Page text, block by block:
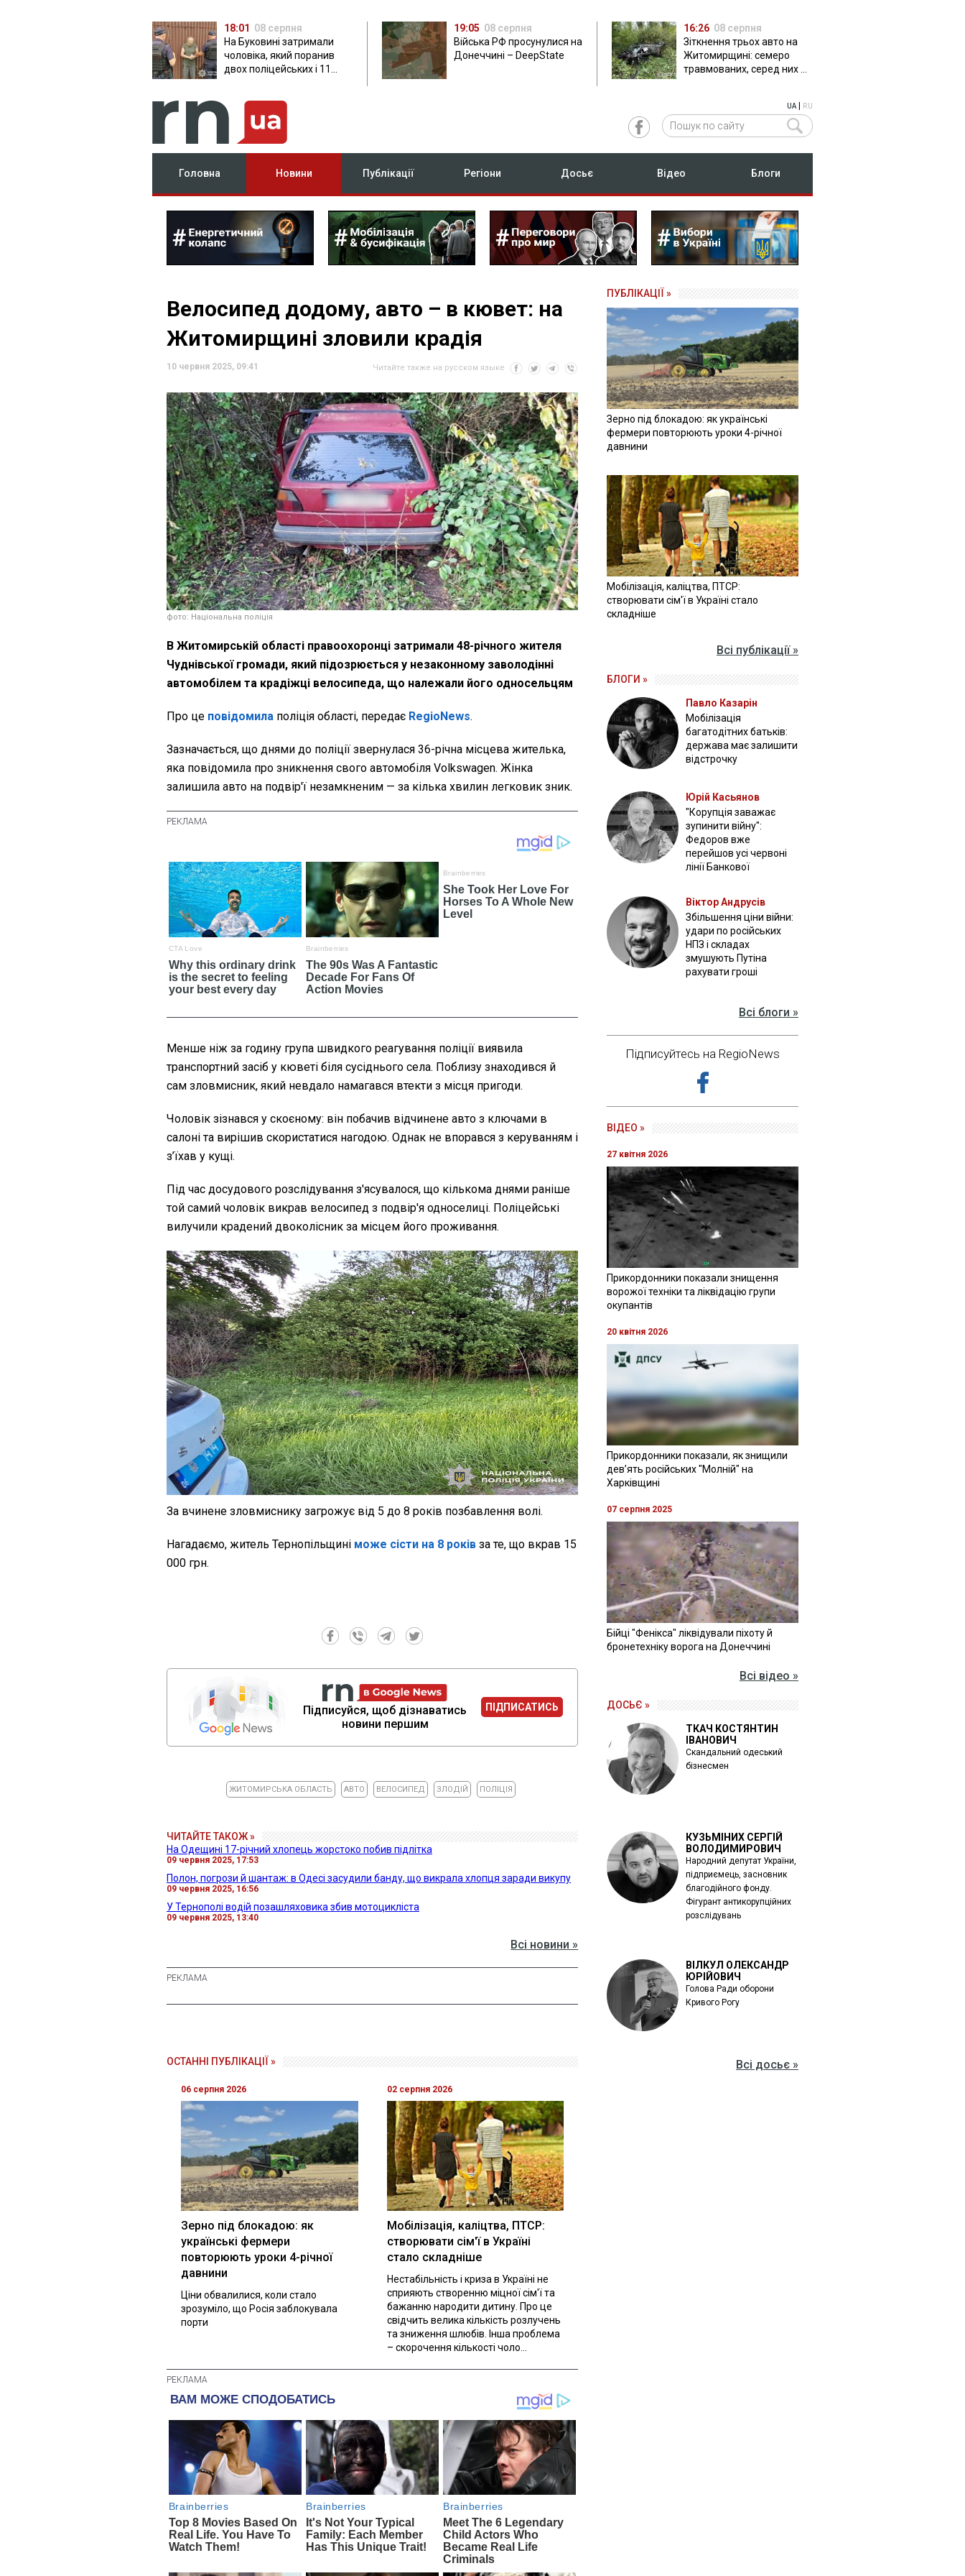
18:01 08 серпня
На Буковині затримали
чоловіка, який поранив
двох поліцейських і 11
19:05 08 серпня
Війська РФ просунулися на
Донеччині – DeepState
16:26 08 серпня
Зіткнення трьох авто на
Житомирщині: семеро
травмованих, серед них –
UA| RU
Головна Новини Публікації Регіони Досьє Відео Блоги
Велосипед додому, авто – в кювет: на
Житомирщині зловили крадія
10 червня 2025, 09:41 Читайте также на русском языке
фото: Національна поліція
В Житомирській області правоохоронці затримали 48-річного жителя
Чуднівської громади, який підозрюється у незаконному заволодінні
автомобілем та крадіжці велосипеда, що належали його односельцям
Про це повідомила поліція області, передає RegioNews.
Зазначається, що днями до поліції звернулася 36-річна місцева жителька,
яка повідомила про зникнення свого автомобіля Volkswagen. Жінка
залишила авто на подвір'ї незамкненим — за кілька хвилин легковик зник.
Менше ніж за годину група швидкого реагування поліції виявила
транспортний засіб у кюветі біля сусіднього села. Поблизу знаходився й
сам зловмисник, який невдало намагався втекти з місця пригоди.
Чоловік зізнався у скоєному: він побачив відчинене авто з ключами в
салоні та вирішив скористатися нагодою. Однак не впорався з керуванням і
з’їхав у кущі.
Під час досудового розслідування з'ясувалося, що кількома днями раніше
той самий чоловік викрав велосипед з подвір'я односелиці. Поліцейські
вилучили крадений двоколісник за місцем його проживання.
За вчинене зловмиснику загрожує від 5 до 8 років позбавлення волі.
Нагадаємо, житель Тернопільщині може сісти на 8 років за те, що вкрав 15
000 грн.
Підписуйся, щоб дізнаватись
новини першим
ПІДПИСАТИСЬ
ЖИТОМИРСЬКА ОБЛАСТЬ АВТО ВЕЛОСИПЕД ЗЛОДІЙ ПОЛІЦІЯ
ЧИТАЙТЕ ТАКОЖ »
На Одещині 17-річний хлопець жорстоко побив підлітка
09 червня 2025, 17:53
Полон, погрози й шантаж: в Одесі засудили банду, що викрала хлопця заради викупу
09 червня 2025, 16:56
У Тернополі водій позашляховика збив мотоцикліста
09 червня 2025, 13:40
Всі новини »
ОСТАННІ ПУБЛІКАЦІЇ »
06 серпня 2026
Зерно під блокадою: як
українські фермери
повторюють уроки 4-річної
давнини
Ціни обвалилися, коли стало
зрозуміло, що Росія заблокувала
порти
02 серпня 2026
Мобілізація, каліцтва, ПТСР:
створювати сім'ї в Україні
стало складніше
Нестабільність і криза в Україні не
сприяють створенню міцної сім'ї та
бажанню народити дитину. Про це
свідчить велика кількість розлучень
та зниження шлюбів. Інша проблема
– скорочення кількості чоло...
ПУБЛІКАЦІЇ »
Зерно під блокадою: як українські
фермери повторюють уроки 4-річної
давнини
Мобілізація, каліцтва, ПТСР:
створювати сім'ї в Україні стало
складніше
Всі публікації »
БЛОГИ »
Павло Казарін
Мобілізація
багатодітних батьків:
держава має залишити
відстрочку
Юрій Касьянов
"Корупція заважає
зупинити війну":
Федоров вже
перейшов усі червоні
лінії Банкової
Віктор Андрусів
Збільшення ціни війни:
удари по російських
НПЗ і складах
змушують Путіна
рахувати гроші
Всі блоги »
Підписуйтесь на RegioNews
ВІДЕО »
27 квітня 2026
Прикордонники показали знищення
ворожої техніки та ліквідацію групи
окупантів
20 квітня 2026
Прикордонники показали, як знищили
девʼять російських "Молній" на
Харківщині
07 серпня 2025
Бійці "Фенікса" ліквідували піхоту й
бронетехніку ворога на Донеччині
Всі відео »
ДОСЬЄ »
ТКАЧ КОСТЯНТИН
ІВАНОВИЧ
Скандальний одеський
бізнесмен
КУЗЬМІНИХ СЕРГІЙ
ВОЛОДИМИРОВИЧ
Народний депутат України,
підприємець, засновник
благодійного фонду.
Фігурант антикорупційних
розслідувань
ВІЛКУЛ ОЛЕКСАНДР
ЮРІЙОВИЧ
Голова Ради оборони
Кривого Рогу
Всі досьє »